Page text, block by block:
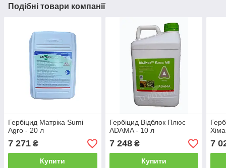
Подібні товари компанії
Гербіцид Матріка Sumi
Agro - 20 л
7 271 ₴
Купити
Гербіцид Відблок Плюс
ADAMA - 10 л
7 248₴
Купити
7